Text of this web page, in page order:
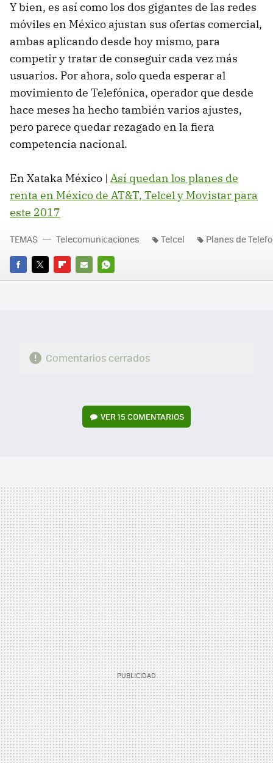
Y bien, es así como los dos gigantes de las redes
móviles en México ajustan sus ofertas comercial,
ambas aplicando desde hoy mismo, para
competir y tratar de conseguir cada vez más
usuarios. Por ahora, solo queda esperar al
movimiento de Telefónica, operador que desde
hace meses ha hecho también varios ajustes,
pero parece quedar rezagado en la fiera
competencia nacional.
En Xataka México | Así quedan los planes de
renta en México de AT&T, Telcel y Movistar para
este 2017
FACEBOOK
TWITTERFLIPBOARD
E-
WHATSAPP
TEMAS Telecomunicaciones Telcel Planes de
Comentarios cerrados
VER15 COMENTARIOS